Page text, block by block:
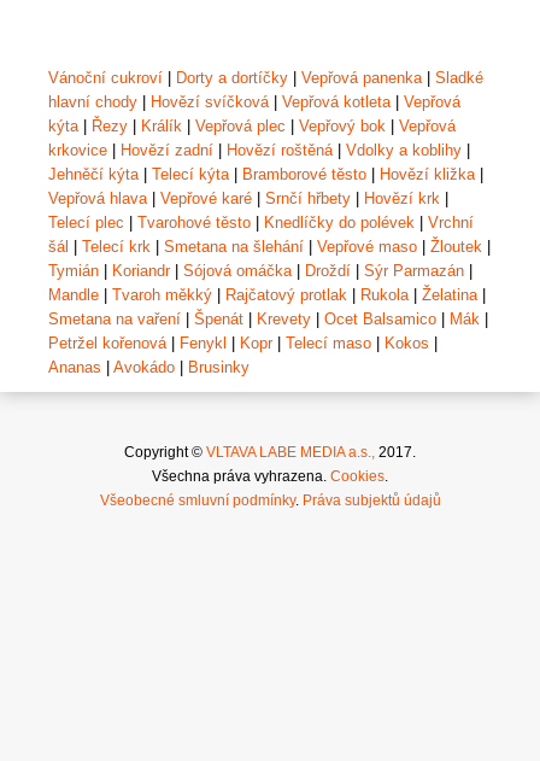
Vánoční cukroví | Dorty a dortíčky | Vepřová panenka | Sladké
hlavní chody | Hovězí svíčková | Vepřová kotleta | Vepřová
kýta | Řezy | Králík | Vepřová plec | Vepřový bok | Vepřová
krkovice | Hovězí zadní | Hovězí roštěná | Vdolky a koblihy |
Jehněčí kýta | Telecí kýta | Bramborové těsto | Hovězí kližka |
Vepřová hlava | Vepřové karé | Srnčí hřbety | Hovězí krk |
Telecí plec | Tvarohové těsto | Knedlíčky do polévek | Vrchní
šál | Telecí krk | Smetana na šlehání | Vepřové maso | Žloutek |
Tymián | Koriandr| Sójová omáčka | Droždí | Sýr Parmazán |
Mandle | Tvaroh měkký | Rajčatový protlak | Rukola | Želatina |
Smetana na vaření | Špenát | Krevety | Ocet Balsamico | Mák |
Petržel kořenová | Fenykl | Kopr| Telecí maso | Kokos |
Ananas | Avokádo | Brusinky
Copyright © VLTAVA LABE MEDIA a.s.,
2017.
Všechna práva vyhrazena. Cookies
Všeobecné smluvní podmínky. Práva subjektů údajů